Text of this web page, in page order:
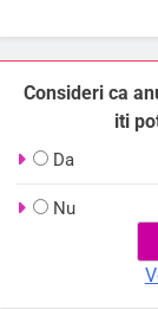
Consideri ca
iti
Da
Nu